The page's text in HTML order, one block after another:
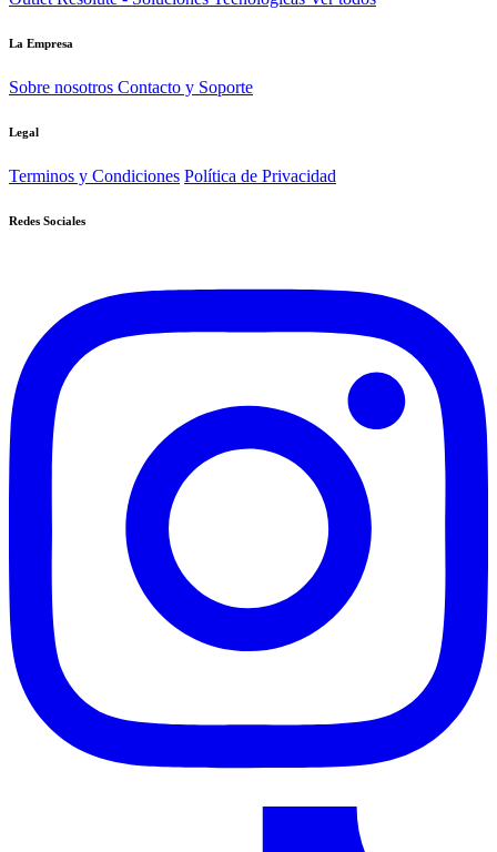
La Empresa
Sobre nosotros Contacto y Soporte
Legal
Terminos y Condiciones Política de Privacidad
Redes Sociales